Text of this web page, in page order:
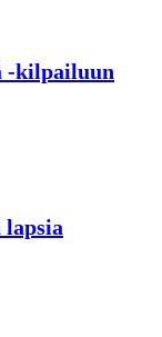
-kilpailuun